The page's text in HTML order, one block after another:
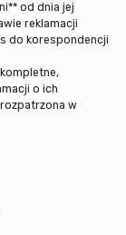
od dnia jej
reklamacji
do korespondencji
o ich
rozpatrzona w